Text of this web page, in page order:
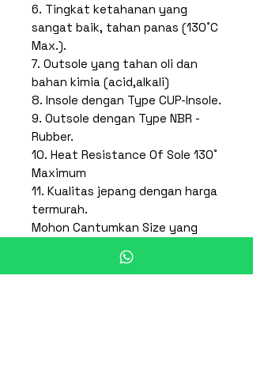
6. Tingkat ketahanan yang
sangat baik, tahan panas (130˚C
Max.).
7. Outsole yang tahan oli dan
bahan kimia (acid,alkali)
8. Insole dengan Type CUP-Insole.
9. Outsole dengan Type NBR -
Rubber.
10. Heat Resistance Of Sole 130˚
Maximum
11. Kualitas jepang dengan harga
termurah.
Mohon Cantumkan Size yang
22cm, 23cm, 24cm, 25cm, 26cm,